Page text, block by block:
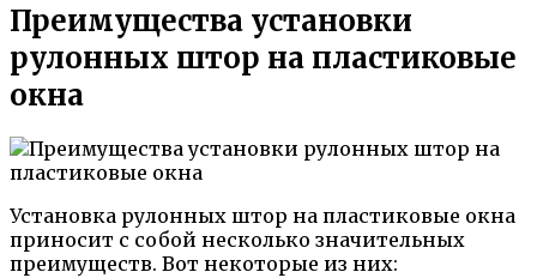
Преимущества установки
рулонных штор на пластиковые
окна
Установка рулонных штор на пластиковые окна
приносит с собой несколько значительных
преимуществ. Вот некоторые из них: